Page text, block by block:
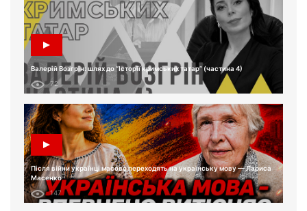
Валерій Возгрін: шлях до “Історії кримських татар” (частина 4)
72
Після війни українці масово переходять на українську мову — Лариса
Масенко
147